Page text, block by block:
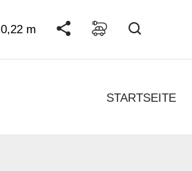
0,22 m
STARTSEITE